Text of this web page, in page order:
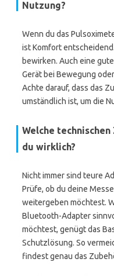
Nutzung?
Wenn du das
ist Komfort
bewirken. Auch eine
Gerät bei Bewegung
Achte darauf, dass das
umständlich ist, um die
Welche
du wirklich?
Nicht immer sind teure
Prüfe, ob du deine
weitergeben möchtest.
Bluetooth-Adapter
möchtest, genügt das
Schutzlösung. So
findest genau das